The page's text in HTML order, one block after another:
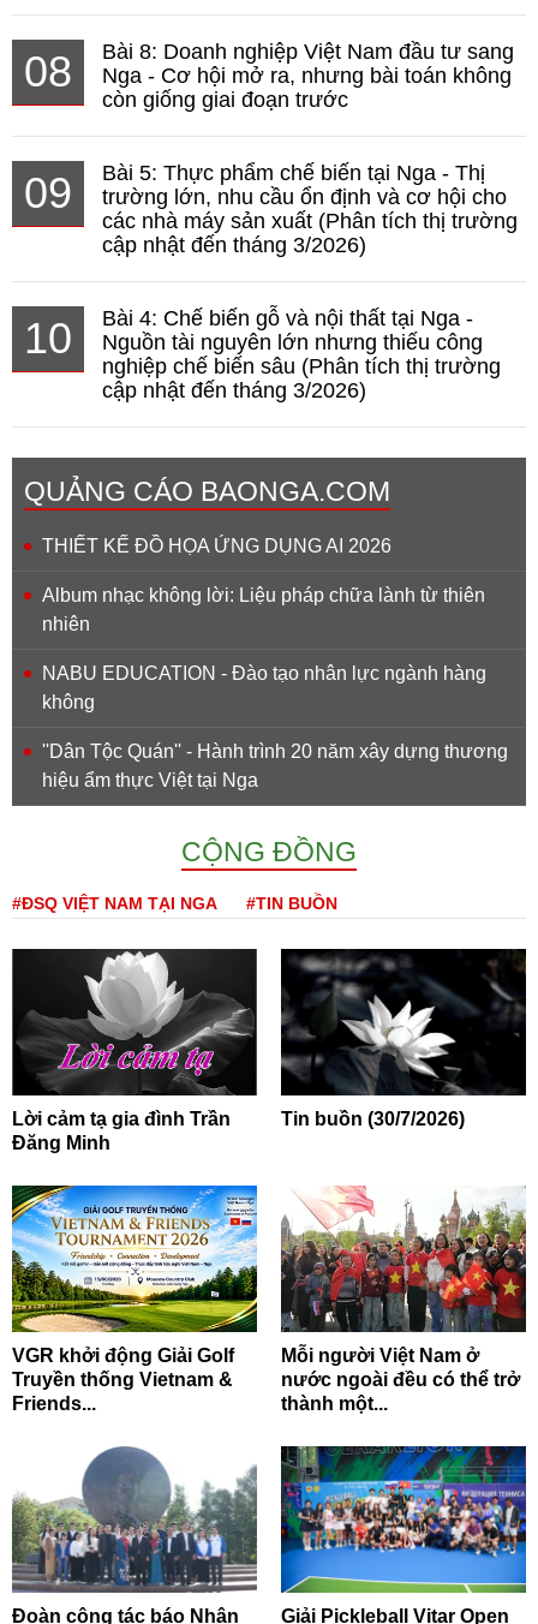
08
Bài 8: Doanh nghiệp Việt Nam đầu tư sang
Nga - Cơ hội mở ra, nhưng bài toán không
còn giống giai đoạn trước
09
Bài 5: Thực phẩm chế biến tại Nga - Thị
trường lớn, nhu cầu ổn định và cơ hội cho
các nhà máy sản xuất (Phân tích thị trường
cập nhật đến tháng 3/2026)
10
Bài 4: Chế biến gỗ và nội thất tại Nga -
Nguồn tài nguyên lớn nhưng thiếu công
nghiệp chế biến sâu (Phân tích thị trường
cập nhật đến tháng 3/2026)
QUẢNG CÁO BAONGA.COM
THIẾT KẾ ĐỒ HỌA ỨNG DỤNG AI 2026
Album nhạc không lời: Liệu pháp chữa lành từ thiên
nhiên
NABU EDUCATION - Đào tạo nhân lực ngành hàng
không
''Dân Tộc Quán'' - Hành trình 20 năm xây dựng thương
hiệu ẩm thực Việt tại Nga
CỘNG ĐỒNG
#ĐSQ VIỆT NAM TẠI NGA #TIN BUỒN
Lời cảm tạ gia đình Trần
Đăng Minh
Tin buồn (30/7/2026)
VGR khởi động Giải Golf
Truyền thống Vietnam &
Friends...
Mỗi người Việt Nam ở
nước ngoài đều có thể trở
thành một...
Đoàn công tác báo Nhân Giải Pickleball Vitar Open